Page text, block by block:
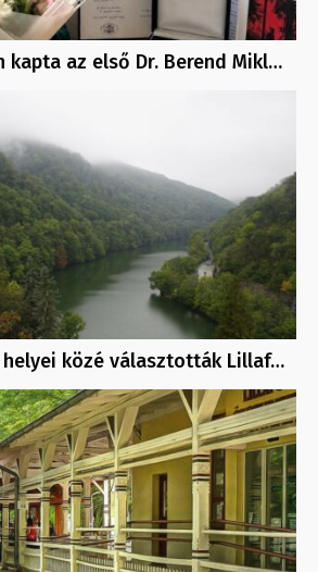
kapta az első Dr. Berend Mikl…
helyei közé választották Lillaf…